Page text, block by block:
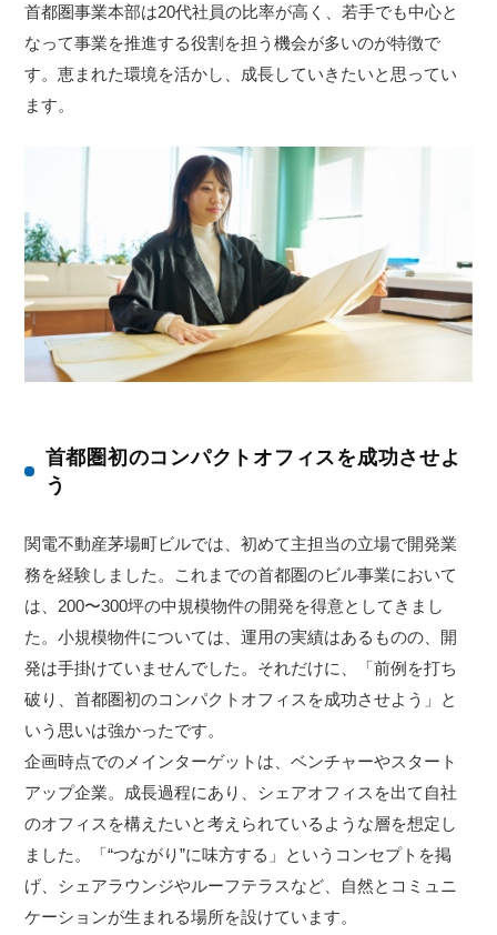
首都圏事業本部は20代社員の比率が高く、若手でも中心と
なって事業を推進する役割を担う機会が多いのが特徴で
す。恵まれた環境を活かし、成長していきたいと思ってい
ます。
首都圏初のコンパクトオフィスを成功させよ
う
関電不動産茅場町ビルでは、初めて主担当の立場で開発業
務を経験しました。これまでの首都圏のビル事業において
は、200〜300坪の中規模物件の開発を得意としてきまし
た。小規模物件については、運用の実績はあるものの、開
発は手掛けていませんでした。それだけに、「前例を打ち
破り、首都圏初のコンパクトオフィスを成功させよう」と
いう思いは強かったです。
企画時点でのメインターゲットは、ベンチャーやスタート
アップ企業。成長過程にあり、シェアオフィスを出て自社
のオフィスを構えたいと考えられているような層を想定し
ました。「“つながり”に味方する」というコンセプトを掲
げ、シェアラウンジやルーフテラスなど、自然とコミュニ
ケーションが生まれる場所を設けています。